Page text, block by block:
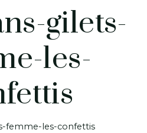
gilets-
les-
femme-les-confettis